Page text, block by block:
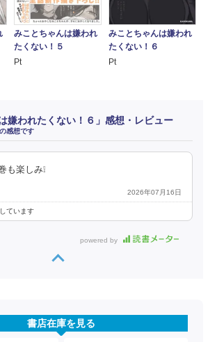
みことちゃんは嫌われ
たくない！５
Pt
みことちゃんは嫌われ
たくない！６
Pt
嫌われたくない！６」感想・レビュー
感想です
楽しみ❕
2026年07月16日
ています
powered by
書店在庫を見る